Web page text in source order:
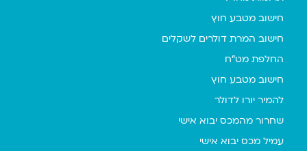
חישוב מטבע חוץ
חישוב המרת דולרים לשקלים
החלפת מט"ח
חישוב מטבע חוץ
להמיר יורו לדולר
שחרור מהמכס יבוא אישי
עמיל מכס יבוא אישי